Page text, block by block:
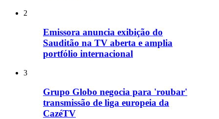
2
Emissora anuncia exibição do
Sauditão na TV aberta e amplia
portfólio internacional
3
Grupo Globo negocia para 'roubar'
transmissão de liga europeia da
CazéTV